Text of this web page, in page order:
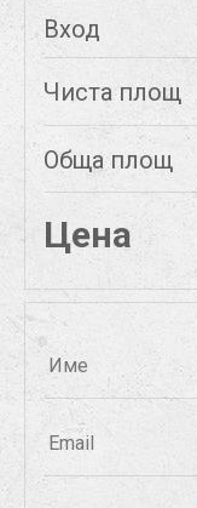
Вход
Чиста площ
Обща площ
Цена